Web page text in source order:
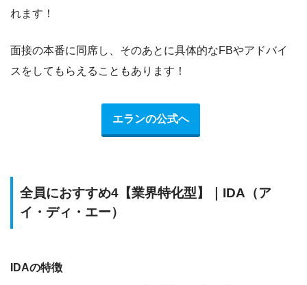
れます！
面接の本番に同席し、そのあとに具体的なFBやアドバイ
スをしてもらえることもあります！
エランの公式へ
全員におすすめ4【業界特化型】｜IDA（ア
イ・ディ・エー）
IDAの特徴